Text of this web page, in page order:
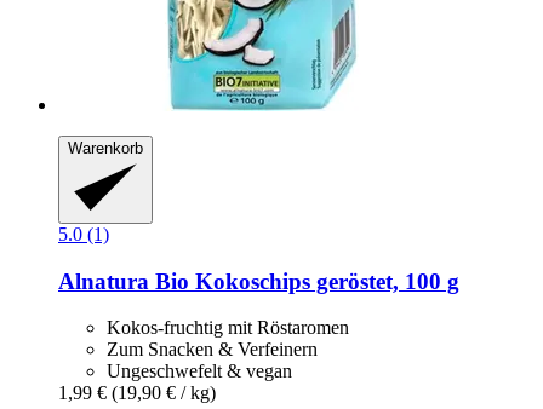
Warenkorb
5.0 (1)
Alnatura Bio Kokoschips geröstet, 100 g
Kokos-fruchtig mit Röstaromen
Zum Snacken & Verfeinern
Ungeschwefelt & vegan
1,99 € (19,90 € / kg)